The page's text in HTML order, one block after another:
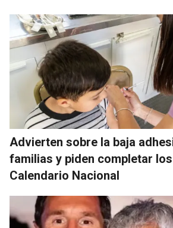
Advierten sobre la baja
familias y piden completar
Calendario Nacional